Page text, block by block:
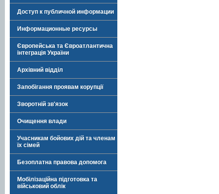
Доступ к публичной информации
Информационные ресурсы
Європейська та Євроатлантична
інтеграція України
Архівний відділ
Запобігання проявам корупції
Зворотній зв'язок
Очищення влади
Учасникам бойових дій та членам
їх сімей
Безоплатна правова допомога
Мобілізаційна підготовка та
військовий облік